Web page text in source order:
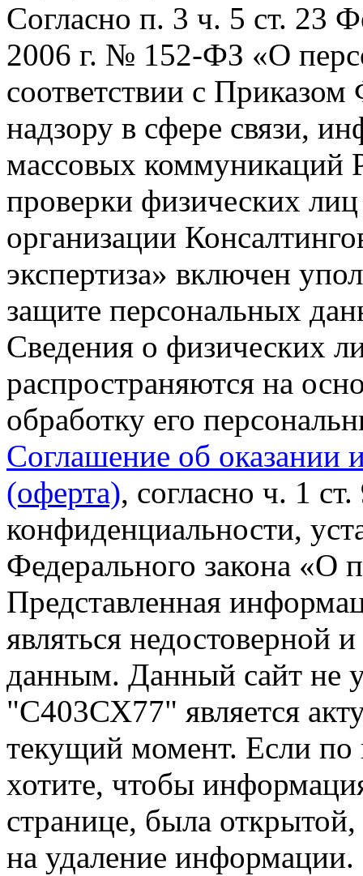
Согласно п. 3 ч. 5 ст. 23
2006 г. № 152-ФЗ «О
соответствии с
надзору в сфере связи,
массовых коммуникаций
проверки физических
организации
экспертиза» включен
защите персональных
Сведения о физических
распространяются на
обработку его
Соглашение об оказании
(оферта), согласно ч. 1
конфиденциальности,
Федерального закона «О
Представленная
являться недостоверной
данным. Данный сайт не
"С403СХ77" является
текущий момент. Если
хотите, чтобы
странице, была открытой,
на удаление информации.